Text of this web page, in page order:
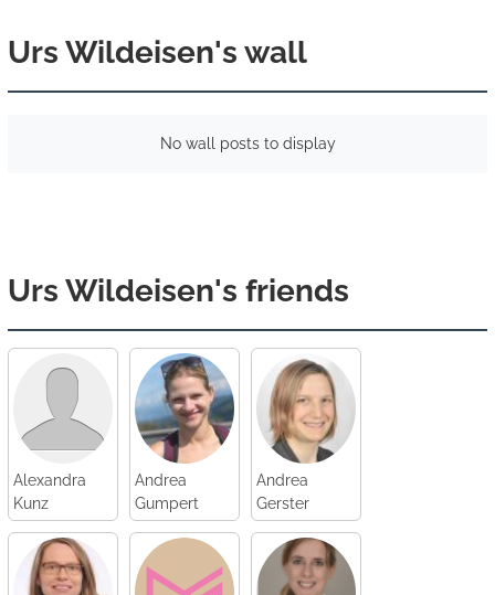
Urs Wildeisen's wall
No wall posts to display
Urs Wildeisen's friends
Alexandra
Kunz
Andrea
Gumpert
Andrea
Gerster